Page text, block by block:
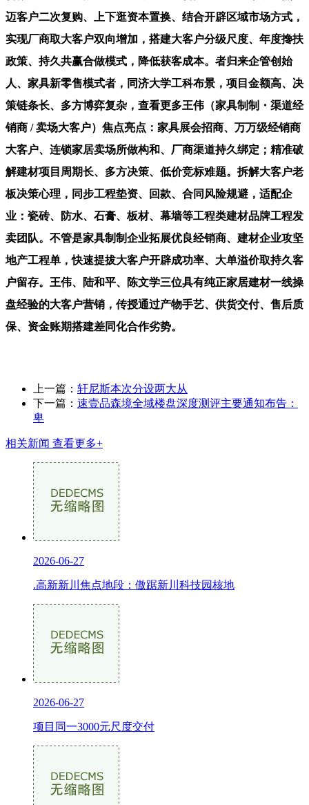
迈客户二次复购、上下逛资本置换、结合开辟区域市场方式，
实现厂商取大客户双向增加，搭建大客户分级尺度、年度搀扶
政策、持久共赢合做模式，降低获客成本。者归来企管创始
人、家具新零售模式者，同济大学工科布景，项目金额高、决
策链条长、多方博弈复杂，查看更多王伟（家具制制・渠道经
销商 / 卖场大客户）焦点亮点：家具展会招商、万万级经销商
大客户、连锁家居卖场所做构和、厂商渠道持久绑定；精准破
解建材项目周期长、多方决策、低价竞标难题。拆解大客户老
板决策心理，同步工程垫资、回款、合同风险规避，适配企
业：瓷砖、防水、石膏、板材、幕墙等工程类建材品牌工程发
卖团队。不管是家具制制企业拓展优良经销商、建材企业攻坚
地产工程单，快速提拔大客户开辟成功率、大单溢价取持久客
户留存。王伟、陆和平、陈文学三位具有纯正家居建材一线操
盘经验的大客户营销，传授通过产物手艺、供货交付、售后质
保、资金账期搭建差同化合作劣势。
上一篇： 轩尼斯本次分设两大从
下一篇： 速壹品森境全域楼盘深度测评主要通知布告：
卑
相关新闻 查看更多+
2026-06-27
.高新新川焦点地段：傲踞新川科技园核地
2026-06-27
项目同一3000元尺度交付